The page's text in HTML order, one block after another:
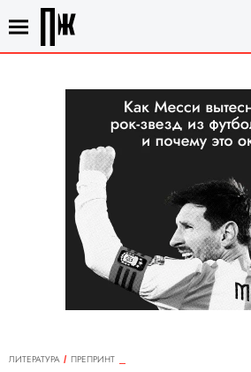
ЛИТЕРАТУРА
ПРЕПРИНТ